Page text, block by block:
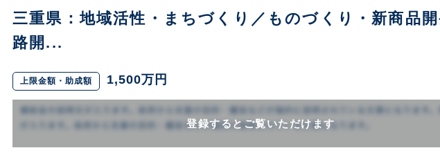
三重県：地域活性・まちづくり／ものづくり・新商品開
路開...
上限金額・助成額 1,500万円
登録するとご覧いただけます